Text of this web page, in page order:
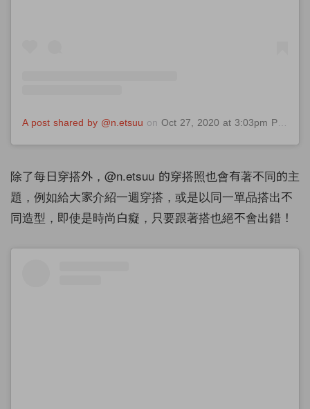
A post shared by @n.etsuu on Oct 27, 2020 at 3:03pm PDT
除了每日穿搭外，@n.etsuu 的穿搭照也會有著不同的主
題，例如給大家介紹一週穿搭，或是以同一單品搭出不
同造型，即使是時尚白癡，只要跟著搭也絕不會出錯！